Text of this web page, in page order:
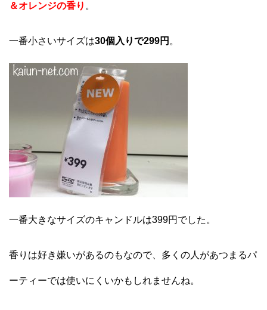
＆オレンジの香り 。
一番小さいサイズは30個入りで299円 。
一番大きなサイズのキャンドルは399円でした。
香りは好き嫌いがあるのもなので、多くの人があつまるパ
ーティーでは使いにくいかもしれませんね。